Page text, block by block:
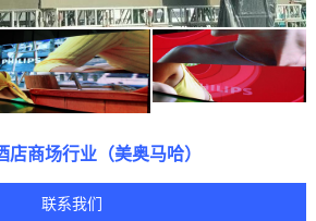
店商场行业（美奥马哈）
联系我们